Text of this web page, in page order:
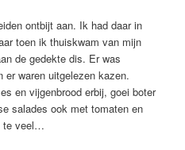
ontbijt aan. Ik had daar in
toen ik thuiskwam van mijn
de gedekte dis. Er was
waren uitgelezen kazen.
en vijgenbrood erbij, goei boter
salades ook met tomaten en
te veel…